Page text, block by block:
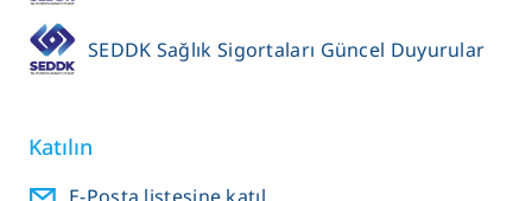
SEDDK Sağlık Sigortaları Güncel Duyurular
Katılın